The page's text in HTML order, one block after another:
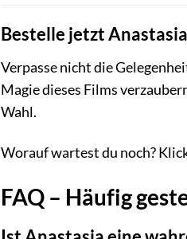
Bestelle jetzt
Verpasse nicht die
Magie dieses Films
Wahl.
Worauf wartest du noch?
FAQ – Häufig